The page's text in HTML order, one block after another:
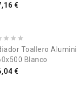
€
Toallero
Blanco
€